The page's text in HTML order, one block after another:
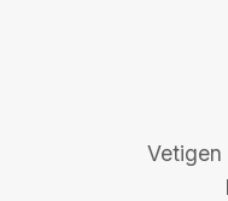
Vetigen